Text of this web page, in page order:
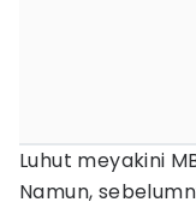
Luhut meyakini
Namun,